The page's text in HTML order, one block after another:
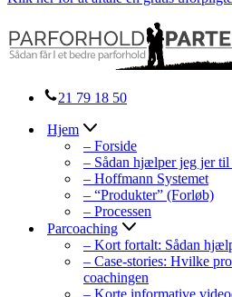
21 79 18 50
Hjem
– Forside
– Sådan hjælper jeg jer til
– Hoffmann Systemet
– “Produkter” (Forløb)
– Processen
Parcoaching
– Kort fortalt: Sådan
– Case-stories: Hvilke
coachingen
– Korte informative